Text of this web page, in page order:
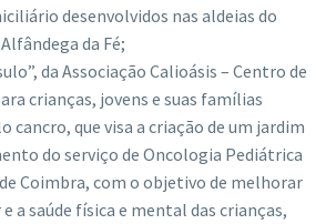
desenvolvidos nas aldeias do
da Fé;
da Associação Calioásis – Centro de
crianças, jovens e suas famílias
cancro, que visa a criação de um jardim
do serviço de Oncologia Pediátrica
Coimbra, com o objetivo de melhorar
a saúde física e mental das crianças,